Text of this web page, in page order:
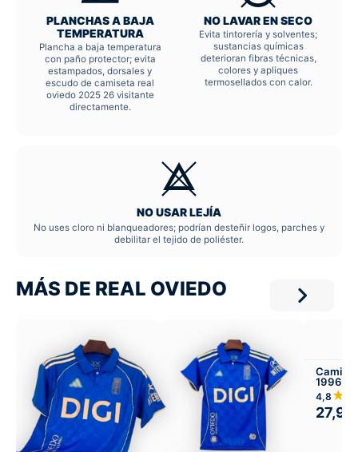
PLANCHAS A BAJA
TEMPERATURA
Plancha a baja temperatura
con paño protector; evita
estampados, dorsales y
escudo de camiseta real
oviedo 2025 26 visitante
directamente.
NO LAVAR EN SECO
Evita tintorería y solventes;
sustancias químicas
deterioran fibras técnicas,
colores y apliques
termosellados con calor.
NO USAR LEJÍA
No uses cloro ni blanqueadores; podrían desteñir logos, parches y
debilitar el tejido de poliéster.
MÁS DE REAL OVIEDO
1996-
4,8
27,99